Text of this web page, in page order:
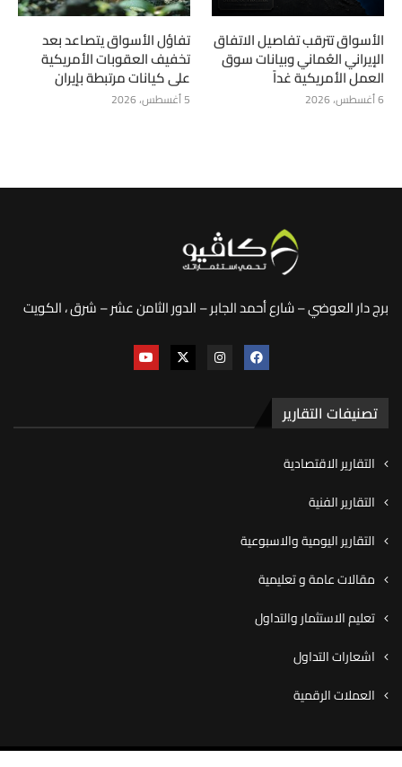
الأسواق تترقب تفاصيل الاتفاق
الإيراني العُماني وبيانات سوق
العمل الأمريكية غداً
6 أغسطس، 2026
تفاؤل الأسواق يتصاعد بعد
تخفيف العقوبات الأمريكية
على كيانات مرتبطة بإيران
5 أغسطس، 2026
برج دار العوضي – شارع أحمد الجابر – الدور الثامن عشر – شرق ، الكويت
تصنيفات التقارير
التقارير الاقتصادية
التقارير الفنية
التقارير اليومية والاسبوعية
مقالات عامة و تعليمية
تعليم الاستثمار والتداول
اشعارات التداول
العملات الرقمية